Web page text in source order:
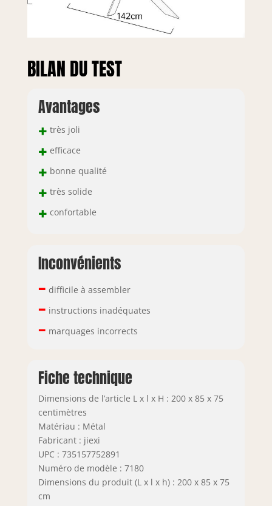
BILAN DU TEST
Avantages
+ très joli
+ efficace
+ bonne qualité
+ très solide
+ confortable
Inconvénients
– difficile à assembler
– instructions inadéquates
– marquages incorrects
Fiche technique
Dimensions de l’article L x l x H : 200 x 85 x 75
centimètres
Matériau : Métal
Fabricant : jiexi
UPC : 735157752891
Numéro de modèle : 7180
Dimensions du produit (L x l x h) : 200 x 85 x 75
cm